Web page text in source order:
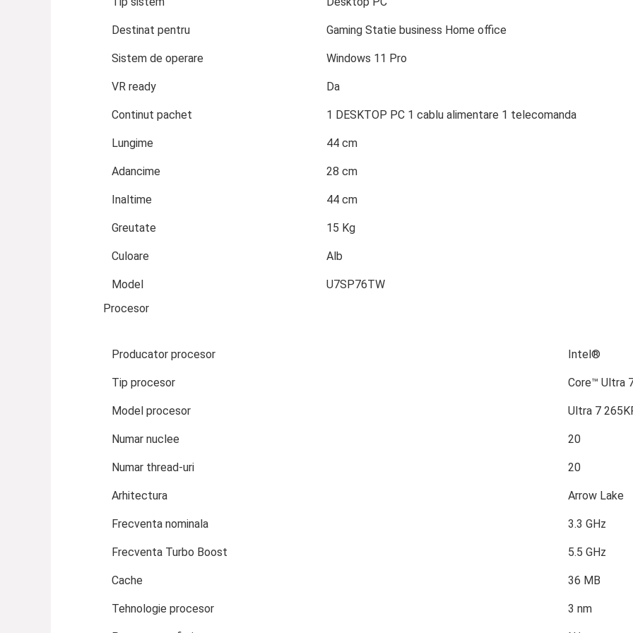
Destinat pentru Gaming Statie business Home office
Sistem de operare Windows 11 Pro
VR ready Da
Continut pachet 1 DESKTOP PC 1 cablu alimentare 1 telecomanda
Lungime 44 cm
Adancime 28 cm
Inaltime 44 cm
Greutate 15 Kg
Culoare Alb
Model
U7SP76TW
Procesor
Producator procesor Intel®
Tip procesor Core™ Ultra
Model procesor Ultra 7
Numar nuclee 20
Numar thread-uri 20
Arhitectura Arrow Lake
Frecventa nominala 3.3 GHz
Frecventa Turbo Boost 5.5 GHz
Cache 36 MB
Tehnologie procesor 3 nm